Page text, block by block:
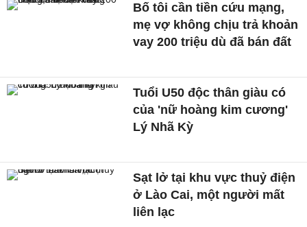
Bố tôi cần tiền cứu mạng,
mẹ vợ không chịu trả khoản
vay 200 triệu dù đã bán đất
Tuổi U50 độc thân giàu có
của 'nữ hoàng kim cương'
Lý Nhã Kỳ
Sạt lở tại khu vực thuỷ điện
ở Lào Cai, một người mất
liên lạc